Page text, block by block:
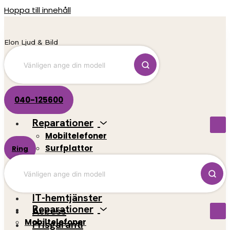
Hoppa till innehåll
Elon Ljud & Bild
040-125600
Reparationer
Mobiltelefoner
Surfplattor
Datorer
IT-hemtjänster
Access
Prisgaranti
Ring
Reparationer
Mobiltelefoner